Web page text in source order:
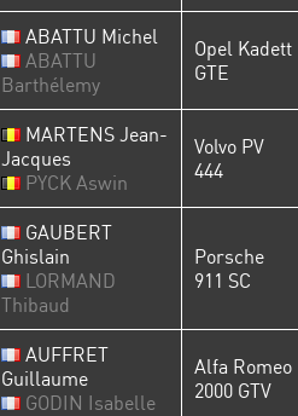
ABATTU Michel
ABATTU
Barthélemy
Opel Kadett
GTE
MARTENS Jean-
Jacques
PYCK Aswin
Volvo PV
444
GAUBERT
Ghislain
LORMAND
Thibaud
Porsche
911 SC
AUFFRET
Guillaume
GODIN Isabelle
Alfa Romeo
2000 GTV